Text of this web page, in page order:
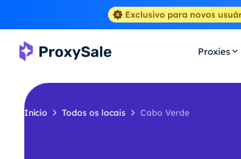
Exclusivo para novos
Proxies
Início Todos os locais Cabo Verde